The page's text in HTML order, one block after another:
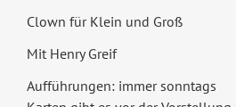
Clown für Klein und Groß
Mit Henry Greif
Aufführungen: immer sonntags